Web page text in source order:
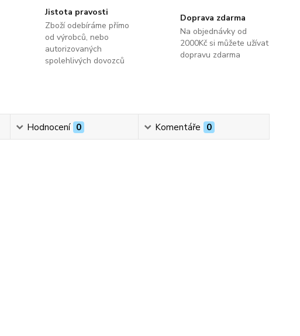
Jistota pravosti
Zboží odebíráme přímo
od výrobců, nebo
autorizovaných
spolehlivých dovozců
Doprava zdarma
Na objednávky od
2000Kč si můžete užívat
dopravu zdarma
Hodnocení 0 Komentáře 0